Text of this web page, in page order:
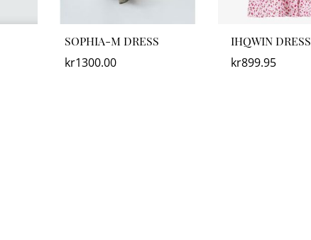
SOPHIA-M DRESS
kr1300.00
IHQWIN DRESS
kr899.95